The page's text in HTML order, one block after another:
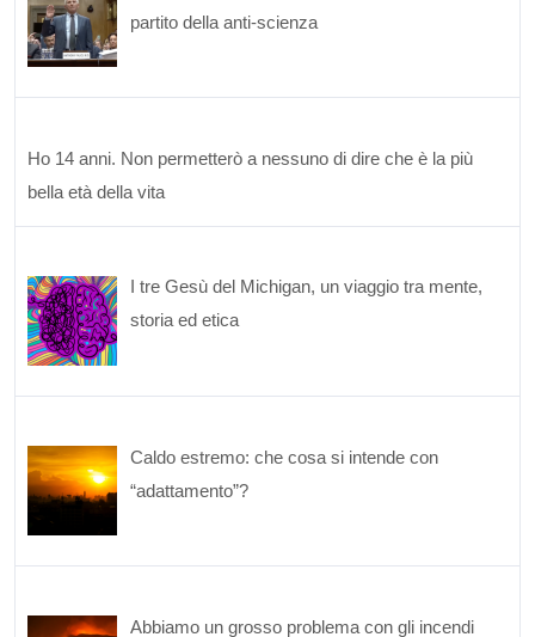
partito della anti-scienza
Ho 14 anni. Non permetterò a nessuno di dire che è la più
bella età della vita
I tre Gesù del Michigan, un viaggio tra mente,
storia ed etica
Caldo estremo: che cosa si intende con
“adattamento”?
Abbiamo un grosso problema con gli incendi